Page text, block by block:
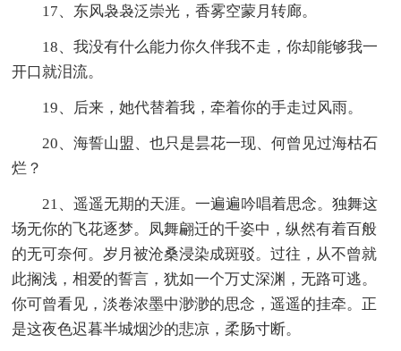
17、东风袅袅泛崇光，香雾空蒙月转廊。
18、我没有什么能力你久伴我不走，你却能够我一
开口就泪流。
19、后来，她代替着我，牵着你的手走过风雨。
20、海誓山盟、也只是昙花一现、何曾见过海枯石
烂？
21、遥遥无期的天涯。一遍遍吟唱着思念。独舞这
场无你的飞花逐梦。凤舞翩迁的千姿中，纵然有着百般
的无可奈何。岁月被沧桑浸染成斑驳。过往，从不曾就
此搁浅，相爱的誓言，犹如一个万丈深渊，无路可逃。
你可曾看见，淡卷浓墨中渺渺的思念，遥遥的挂牵。正
是这夜色迟暮半城烟沙的悲凉，柔肠寸断。